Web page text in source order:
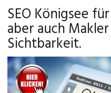
SEO Königsee
aber auch
Sichtbarkeit.